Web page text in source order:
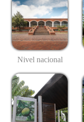
Nivel nacional